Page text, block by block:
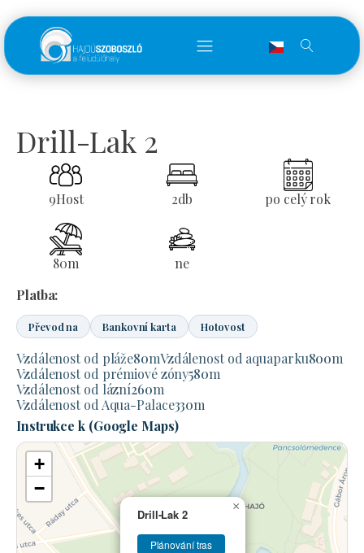
Drill-Lak 2
9Host 2db po celý rok
80m
ne
Platba:
Převod na Bankovní karta Hotovost
Vzdálenost od pláže80mVzdálenost od aquaparku800m
Vzdálenost od prémiové zóny580m
Vzdálenost od lázní260m
Vzdálenost od Aqua-Palace330m
Instrukce k (Google Maps)
Drill-Lak 2
Plánování tras
×
+
−